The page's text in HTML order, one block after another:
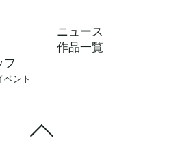
ニュース
作品一覧
フ
ベント